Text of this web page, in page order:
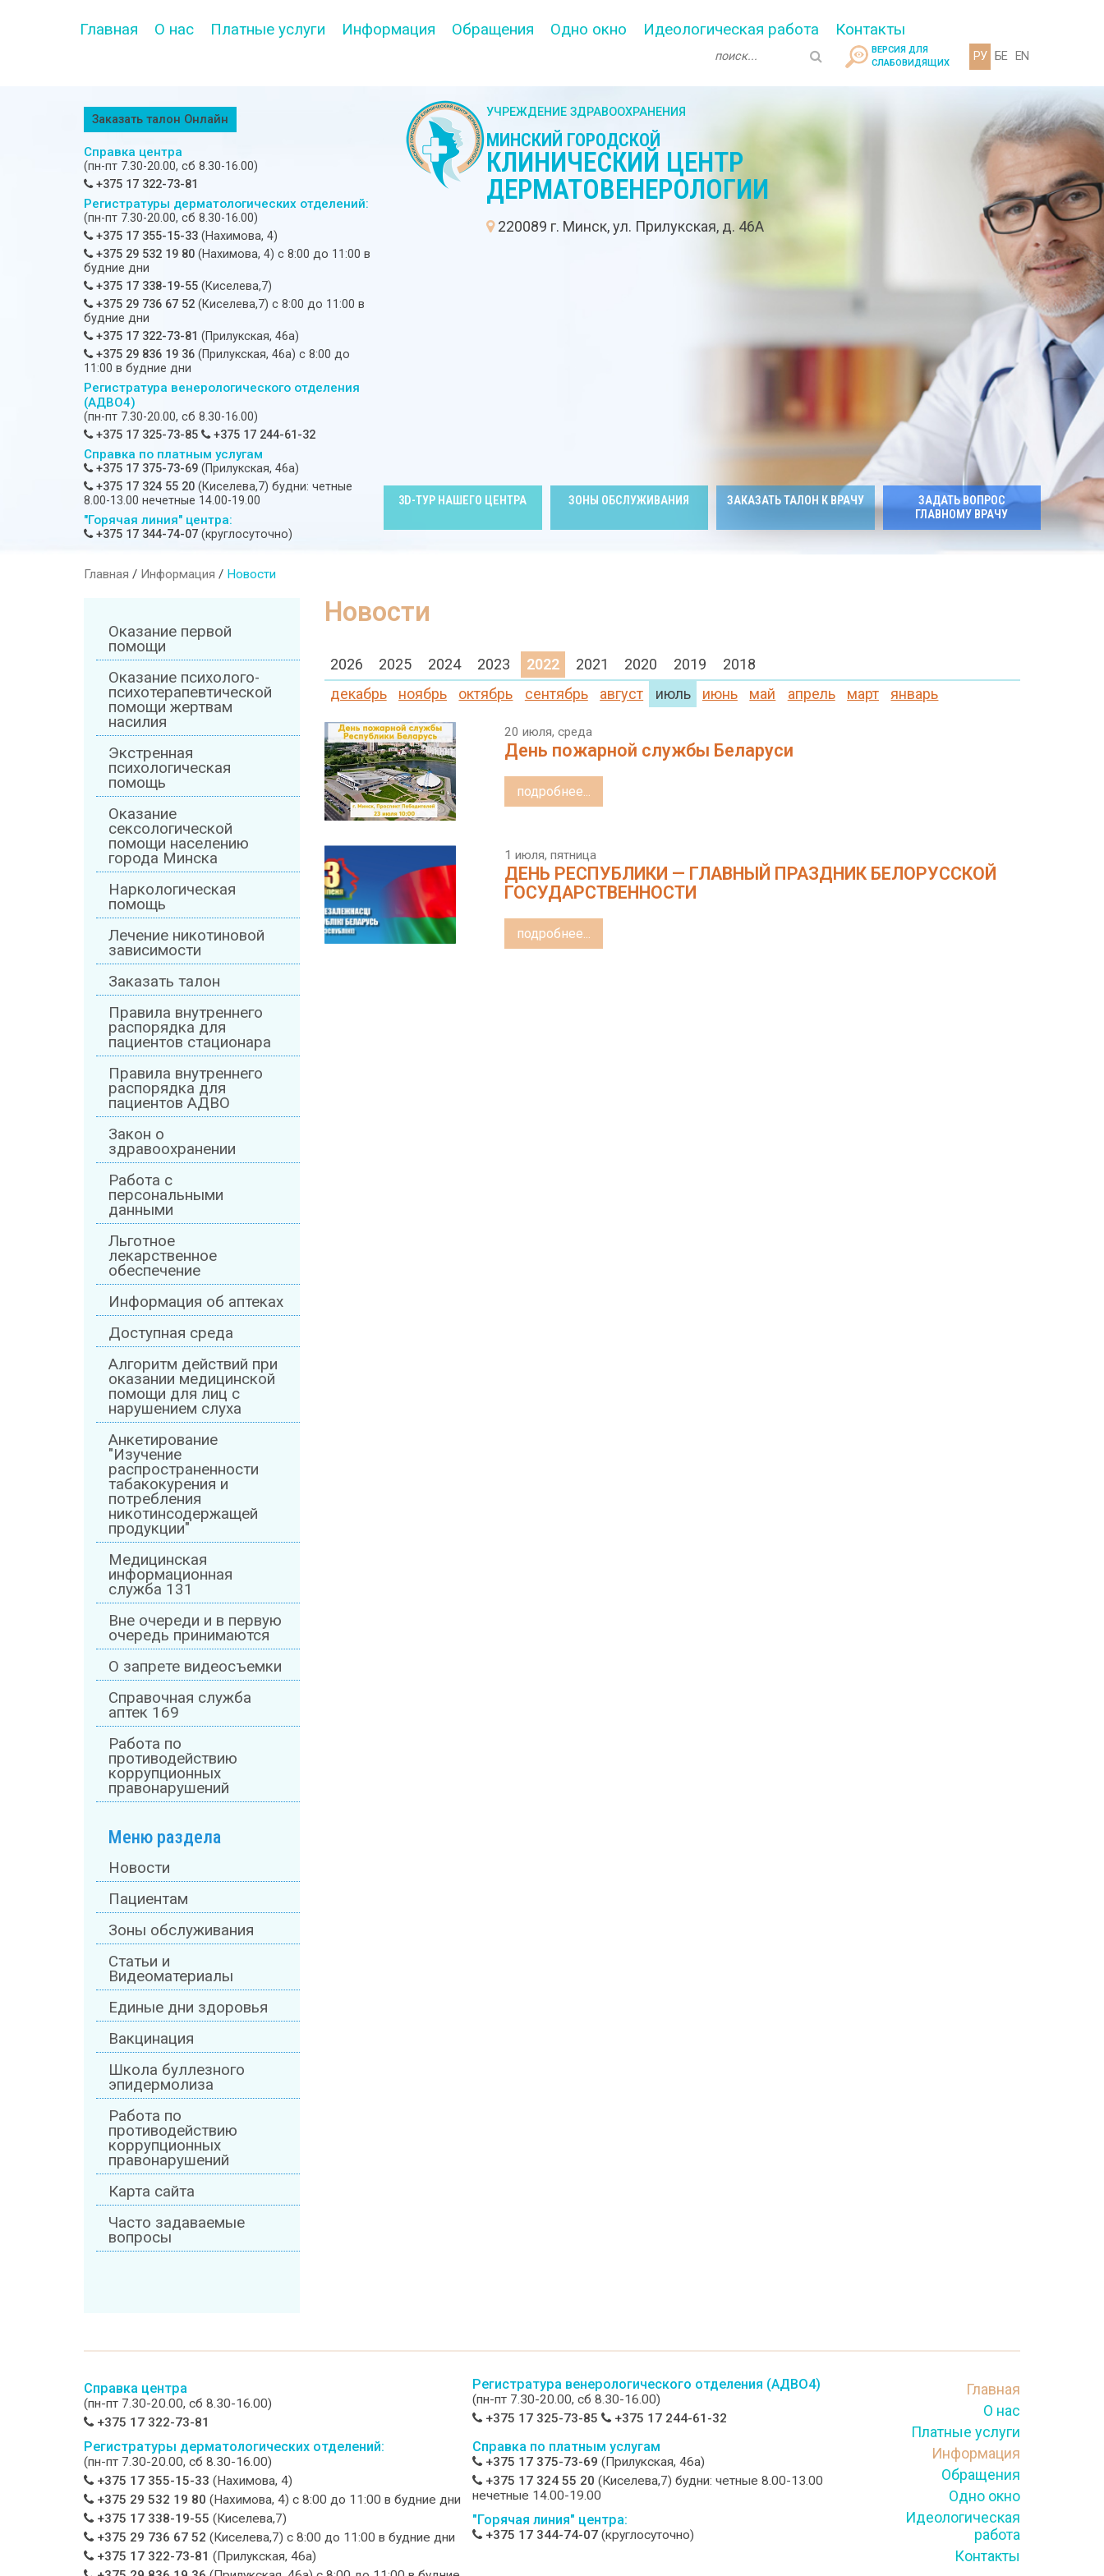
Главная О нас Платные услуги Информация Обращения Одно окно Идеологическая работа Контакты
ВЕРСИЯ ДЛЯ
СЛАБОВИДЯЩИХ
РУ БЕ EN
УЧРЕЖДЕНИЕ ЗДРАВООХРАНЕНИЯ
МИНСКИЙ ГОРОДСКОЙ
КЛИНИЧЕСКИЙ ЦЕНТР
ДЕРМАТОВЕНЕРОЛОГИИ
220089 г. Минск, ул. Прилукская, д. 46А
3D-ТУР НАШЕГО ЦЕНТРА ЗОНЫ ОБСЛУЖИВАНИЯ ЗАКАЗАТЬ ТАЛОН К ВРАЧУ
ЗАДАТЬ ВОПРОС
ГЛАВНОМУ ВРАЧУ
Заказать талон Онлайн
Справка центра
(пн-пт 7.30-20.00, сб 8.30-16.00)
+375 17 322-73-81
Регистратуры дерматологических отделений:
(пн-пт 7.30-20.00, сб 8.30-16.00)
+375 17 355-15-33 (Нахимова, 4)
+375 29 532 19 80 (Нахимова, 4) c 8:00 до 11:00 в
будние дни
+375 17 338-19-55 (Киселева,7)
+375 29 736 67 52 (Киселева,7) c 8:00 до 11:00 в
будние дни
+375 17 322-73-81 (Прилукская, 46а)
+375 29 836 19 36 (Прилукская, 46а) c 8:00 до
11:00 в будние дни
Регистратура венерологического отделения
(АДВО4)
(пн-пт 7.30-20.00, сб 8.30-16.00)
+375 17 325-73-85
+375 17 244-61-32
Справка по платным услугам
+375 17 375-73-69 (Прилукская, 46а)
+375 17 324 55 20 (Киселева,7) будни: четные
8.00-13.00 нечетные 14.00-19.00
"Горячая линия" центра:
+375 17 344-74-07 (круглосуточно)
Главная / Информация / Новости
Новости
2026 2025 2024 2023 2022 2021 2020 2019
2018
декабрь
ноябрь октябрь сентябрь август июль июнь май апрель март январь
20 июля, среда
День пожарной службы Беларуси
подробнее...
1 июля, пятница
ДЕНЬ РЕСПУБЛИКИ — ГЛАВНЫЙ ПРАЗДНИК БЕЛОРУССКОЙ
ГОСУДАРСТВЕННОСТИ
подробнее...
Оказание первой
помощи
Оказание психолого-
психотерапевтической
помощи жертвам
насилия
Экстренная
психологическая
помощь
Оказание
сексологической
помощи населению
города Минска
Наркологическая
помощь
Лечение никотиновой
зависимости
Заказать талон
Правила внутреннего
распорядка для
пациентов стационара
Правила внутреннего
распорядка для
пациентов АДВО
Закон о
здравоохранении
Работа с
персональными
данными
Льготное
лекарственное
обеспечение
Информация об аптеках
Доступная среда
Алгоритм действий при
оказании медицинской
помощи для лиц с
нарушением слуха
Анкетирование
"Изучение
распространенности
табакокурения и
потребления
никотинсодержащей
продукции"
Медицинская
информационная
служба 131
Вне очереди и в первую
очередь принимаются
О запрете видеосъемки
Справочная служба
аптек 169
Работа по
противодействию
коррупционных
правонарушений
Меню раздела
Новости
Пациентам
Зоны обслуживания
Статьи и
Видеоматериалы
Единые дни здоровья
Вакцинация
Школа буллезного
эпидермолиза
Работа по
противодействию
коррупционных
правонарушений
Карта сайта
Часто задаваемые
вопросы
Справка центра
(пн-пт 7.30-20.00, сб 8.30-16.00)
+375 17 322-73-81
Регистратуры дерматологических отделений:
(пн-пт 7.30-20.00, сб 8.30-16.00)
+375 17 355-15-33 (Нахимова, 4)
+375 29 532 19 80 (Нахимова, 4) c 8:00 до 11:00 в будние дни
+375 17 338-19-55 (Киселева,7)
+375 29 736 67 52 (Киселева,7) c 8:00 до 11:00 в будние дни
+375 17 322-73-81 (Прилукская, 46а)
Регистратура венерологического отделения (АДВО4)
(пн-пт 7.30-20.00, сб 8.30-16.00)
+375 17 325-73-85
+375 17 244-61-32
Справка по платным услугам
+375 17 375-73-69 (Прилукская, 46а)
+375 17 324 55 20 (Киселева,7) будни: четные 8.00-13.00
нечетные 14.00-19.00
"Горячая линия" центра:
+375 17 344-74-07(круглосуточно)
Главная
О нас
Платные услуги
Информация
Обращения
Одно окно
Идеологическая
работа
Контакты